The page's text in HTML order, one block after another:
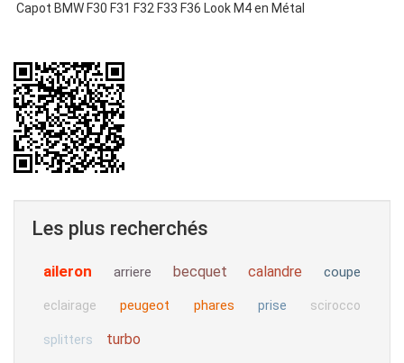
Capot BMW F30 F31 F32 F33 F36 Look M4 en Métal
Les plus recherchés
aileron arriere becquet calandre coupe
eclairage peugeot phares prise scirocco
splitters turbo